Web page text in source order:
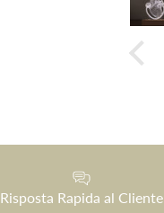
Risposta Rapida al Cliente